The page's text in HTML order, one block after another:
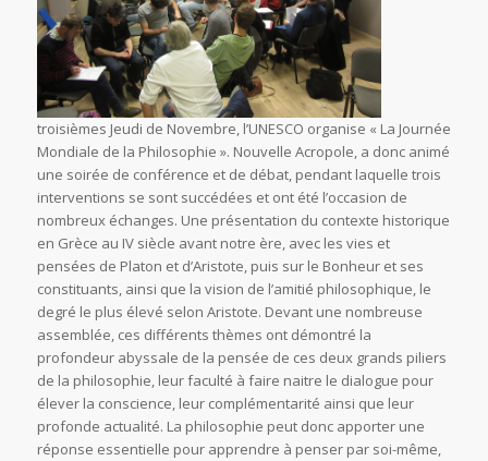
troisièmes Jeudi de Novembre, l’UNESCO organise « La Journée
Mondiale de la Philosophie ». Nouvelle Acropole, a donc animé
une soirée de conférence et de débat, pendant laquelle trois
interventions se sont succédées et ont été l’occasion de
nombreux échanges. Une présentation du contexte historique
en Grèce au IV siècle avant notre ère, avec les vies et
pensées de Platon et d’Aristote, puis sur le Bonheur et ses
constituants, ainsi que la vision de l’amitié philosophique, le
degré le plus élevé selon Aristote. Devant une nombreuse
assemblée, ces différents thèmes ont démontré la
profondeur abyssale de la pensée de ces deux grands piliers
de la philosophie, leur faculté à faire naitre le dialogue pour
élever la conscience, leur complémentarité ainsi que leur
profonde actualité. La philosophie peut donc apporter une
réponse essentielle pour apprendre à penser par soi-même,